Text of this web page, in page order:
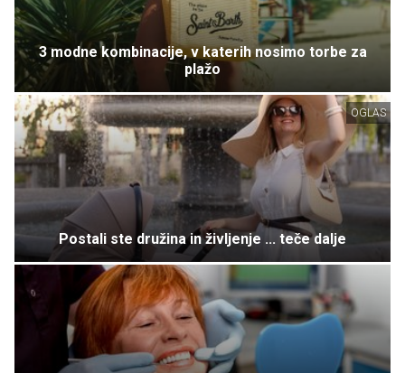
3 modne kombinacije, v katerih nosimo torbe za
plažo
OGLAS
Postali ste družina in življenje ... teče dalje